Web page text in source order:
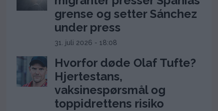
grense og setter Sánchez
under press
31. juli 2026 - 18:08
Hvorfor døde Olaf Tufte?
Hjertestans,
vaksinespørsmål og
toppidrettens risiko